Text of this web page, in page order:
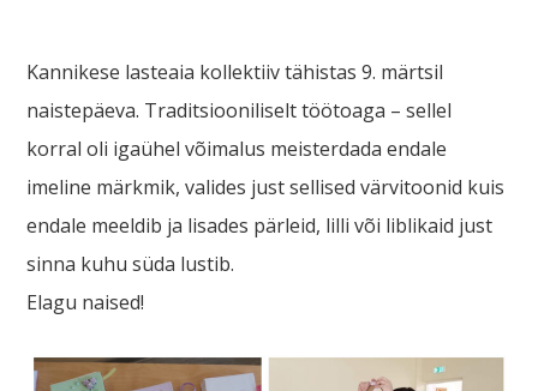
Kannikese lasteaia kollektiiv tähistas 9. märtsil
naistepäeva. Traditsiooniliselt töötoaga – sellel
korral oli igaühel võimalus meisterdada endale
imeline märkmik, valides just sellised värvitoonid kuis
endale meeldib ja lisades pärleid, lilli või liblikaid just
sinna kuhu süda lustib.
Elagu naised!